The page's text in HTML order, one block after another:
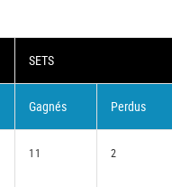
SETS
Gagnés Perdus
11 2